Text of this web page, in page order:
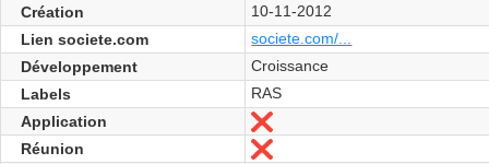
Création
10-11-2012
Lien societe.com
societe.com/...
Développement
Croissance
Labels
RAS
Application
No
Réunion
No